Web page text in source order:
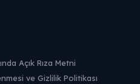
Açık Rıza Metni
ve Gizlilik Politikası